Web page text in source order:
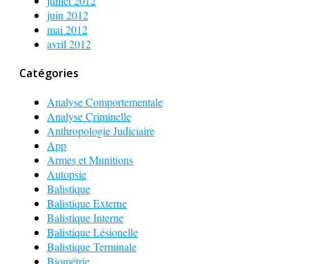
juin 2012
mai 2012
avril 2012
Catégories
Analyse Comportementale
Analyse Criminelle
Anthropologie Judiciaire
App
Armes et Munitions
Autopsie
Balistique
Balistique Externe
Balistique Interne
Balistique Lésionelle
Balistique Terminale
Biométrie